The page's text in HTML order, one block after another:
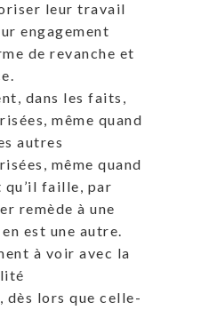
leur travail
engagement
de revanche et
dans les faits,
même quand
autres
même quand
qu’il faille, par
remède à une
est une autre.
à voir avec la
dès lors que celle-